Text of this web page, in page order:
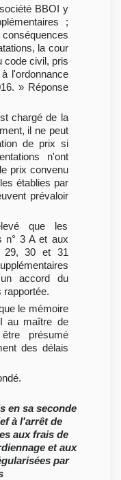
BBOI y
;
la cour
code civil, pris
l'ordonnance
» Réponse
chargé de la
il ne peut
de prix si
n'ont
prix convenu
établies par
prévaloir
que les
n° 3 A et aux
29, 30 et 31
accord du
rapportée.
le mémoire
au maître de
présumé
des délais
en sa seconde
à l'arrêt de
aux frais de
et aux
par